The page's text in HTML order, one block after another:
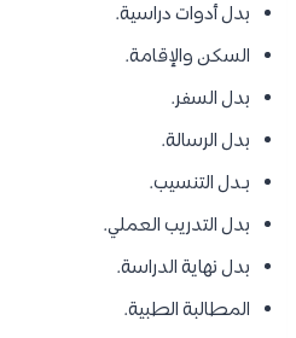
بدل أدوات دراسية.
السكن والإقامة.
بدل السفر.
بدل الرسالة.
بـدل التنسيب.
بدل التدريب العملي.
بدل نهاية الدراسة.
المطالبة الطبية.